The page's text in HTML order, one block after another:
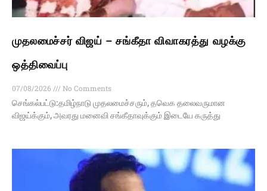
முதலமைச்சர் விஜய் – சங்கீதா விவாகரத்து வழக்கு
ஒத்திவைப்பு
07/08/2026
No Comments
செங்கல்பட்டு:தமிழ்நாடு முதலமைச்சரும், தவெக தலைவருமான
விஜய்க்கும், அவரது மனைவி சங்கீதாவுக்கும் இடையே கருத்து